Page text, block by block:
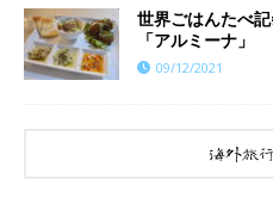
世界ごはんたべ
「アルミーナ」
09/12/2021
海外旅